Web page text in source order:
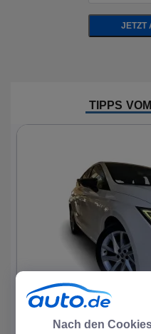
JETZT
TIPPS
|25
Nach den